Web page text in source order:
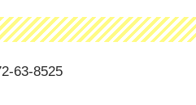
63-8525